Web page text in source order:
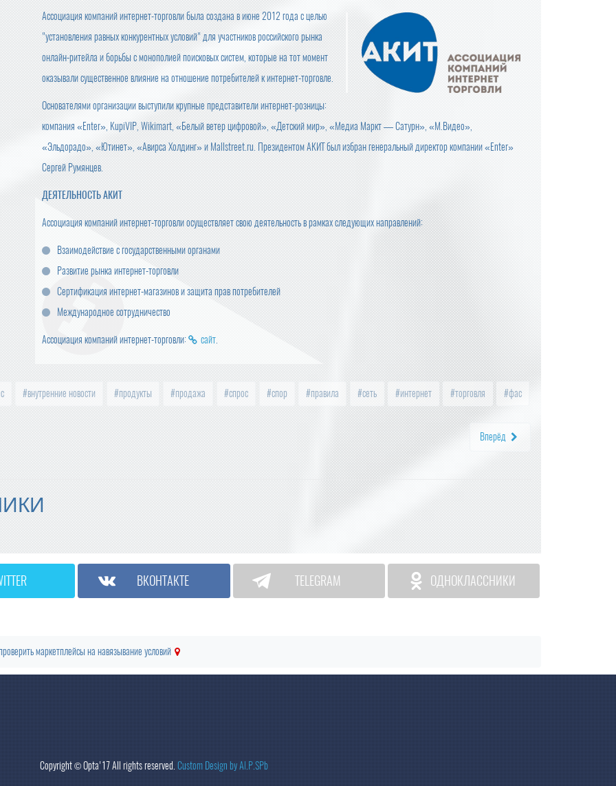
Ассоциация компаний интернет-торговли была создана в июне 2012 года с целью
"установления равных конкурентных условий" для участников российского рынка
онлайн-ритейла и борьбы с монополией поисковых систем, которые на тот момент
оказывали существенное влияние на отношение потребителей к интернет-торговле.
Основателями организации выступили крупные представители интернет-розницы:
компания «Enter», KupiVIP, Wikimart, «Белый ветер цифровой», «Детский мир», «Медиа Маркт — Сатурн», «М.Видео»,
«Эльдорадо», «Ютинет», «Авирса Холдинг» и Mallstreet.ru. Президентом АКИТ был избран генеральный директор компании «Enter»
Сергей Румянцев.
ДЕЯТЕЛЬНОСТЬ АКИТ
Ассоциация компаний интернет-торговли осуществляет свою деятельность в рамках следующих направлений:
Взаимодействие с государственными органами
Развитие рынка интернет-торговли
Сертификация интернет-магазинов и защита прав потребителей
Международное сотрудничество
Ассоциация компаний интернет-торговли: сайт
внутренние новости продукты продажа спрос спор правила сеть интернет торговля фас
Вперёд
ВКОНТАКТЕ TELEGRAM ОДНОКЛАССНИКИ
маркетплейсы на навязывание условий
Copyright ©Opta'17 All rights reserved.Custom Design by Al.P.SPb